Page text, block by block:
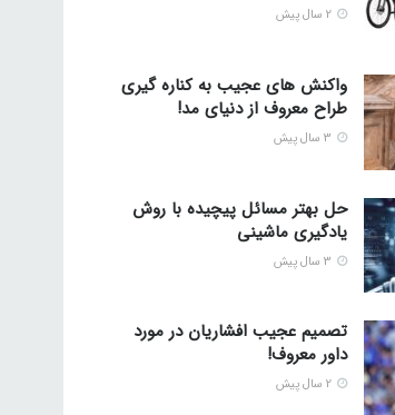
واکنش های عجیب به کناره گیری
طراح معروف از دنیای مد!
حل بهتر مسائل پیچیده با روش
یادگیری ماشینی
تصمیم عجیب افشاریان در مورد
داور معروف!